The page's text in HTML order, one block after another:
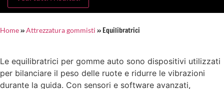
Home»Attrezzatura gommisti » Equilibratrici
Le equilibratrici per gomme auto sono dispositivi utilizzati
per bilanciare il peso delle ruote e ridurre le vibrazioni
durante la guida. Con sensori e software avanzati,